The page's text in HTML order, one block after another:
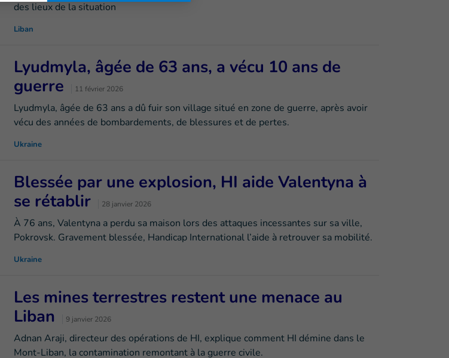
des lieux de la situation
Liban
Lyudmyla, âgée de 63 ans, a vécu 10 ans de
guerre
11 février 2026
Lyudmyla, âgée de 63 ans a dû fuir son village situé en zone de guerre, après avoir
vécu des années de bombardements, de blessures et de pertes.
Ukraine
Blessée par une explosion, HI aide Valentyna à
se rétablir
28 janvier 2026
À 76 ans, Valentyna a perdu sa maison lors des attaques incessantes sur sa ville,
Pokrovsk. Gravement blessée, Handicap International l’aide à retrouver sa mobilité.
Ukraine
Les mines terrestres restent une menace au
Liban
9 janvier 2026
Adnan Araji, directeur des opérations de HI, explique comment HI démine dans le
Mont-Liban, la contamination remontant à la guerre civile.